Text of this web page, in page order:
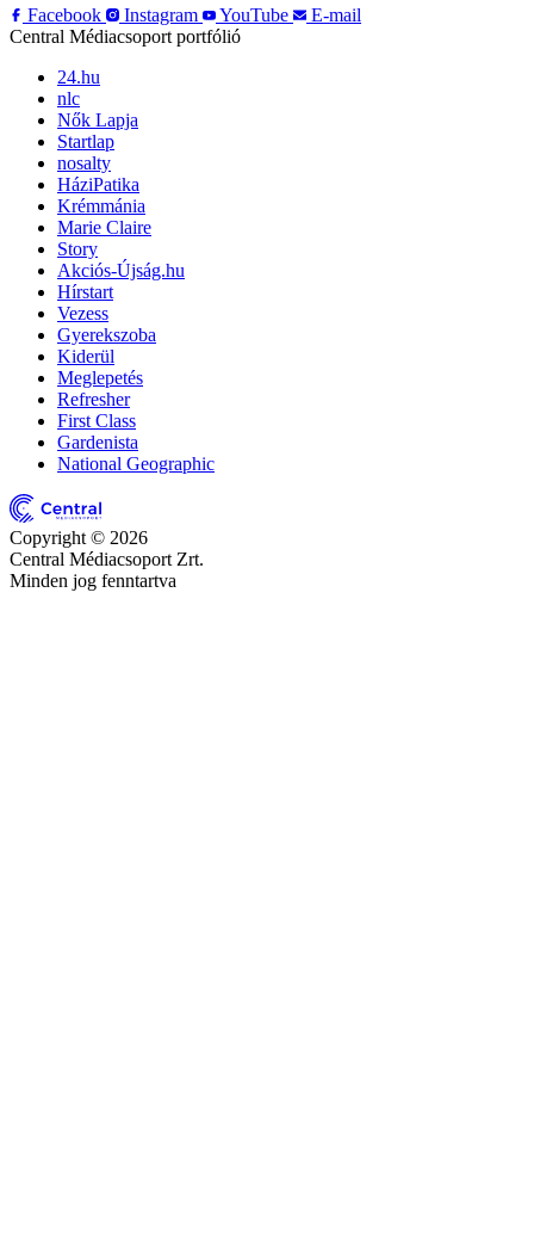
Facebook
Instagram YouTube
E-mail
Central Médiacsoport portfólió
24.hu
nlc
Nők Lapja
Startlap
nosalty
HáziPatika
Krémmánia
Marie Claire
Story
Akciós-Újság.hu
Hírstart
Vezess
Gyerekszoba
Kiderül
Meglepetés
Refresher
First Class
Gardenista
National Geographic
Copyright © 2026
Central Médiacsoport Zrt.
Minden jog fenntartva